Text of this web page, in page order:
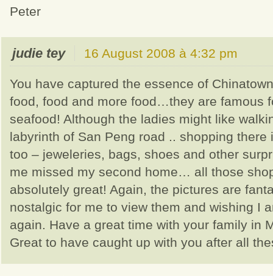
Peter
judie tey 16 August 2008 à 4:32 pm
You have captured the essence of
food, food and more food…they are famous
seafood! Although the ladies might like
labyrinth of San Peng road .. shopping there
too – jeweleries, bags, shoes and other
me missed my second home… all those
absolutely great! Again, the pictures are
nostalgic for me to view them and wishing I
again. Have a great time with your family in
Great to have caught up with you after all